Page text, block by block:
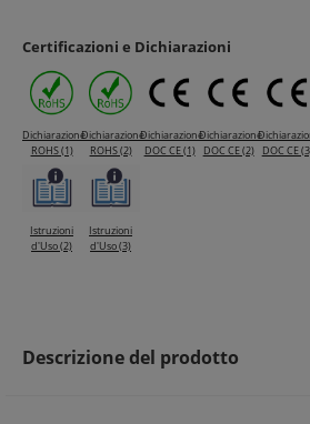
sistema
Certificazioni e Dichiarazioni
Dichiarazione
ROHS (1)
Dichiarazione
ROHS (2)
Dichiarazione
DOC CE (1)
Dichiarazione
DOC CE (2)
DOC CE
Istruzioni
d'Uso (2)
Istruzioni
d'Uso (3)
Descrizione del prodotto